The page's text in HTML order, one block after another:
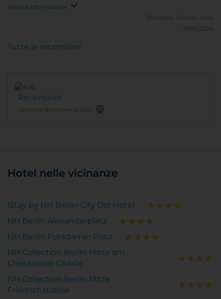
turco. Buona la colazione con ampia varietà tra dolce
e salato. Situato a breve distanza dalle fermate della
metro di Warschauerstrasse e Schlesigertor. E poi
Mostra informazioni
Elvisatp4.
Milano, Italia
11/08/2024
Recensioni
Certificato di Eccellenza 2025
Tutte le recensioni
Hotel nelle vicinanze
iStay by NH Berlin City Ost Hotel
NH Berlin Alexanderplatz
NH Berlin Potsdamer Platz
NH Collection Berlin Mitte am
Checkpoint Charlie
NH Collection Berlin Mitte
Friedrichstrasse